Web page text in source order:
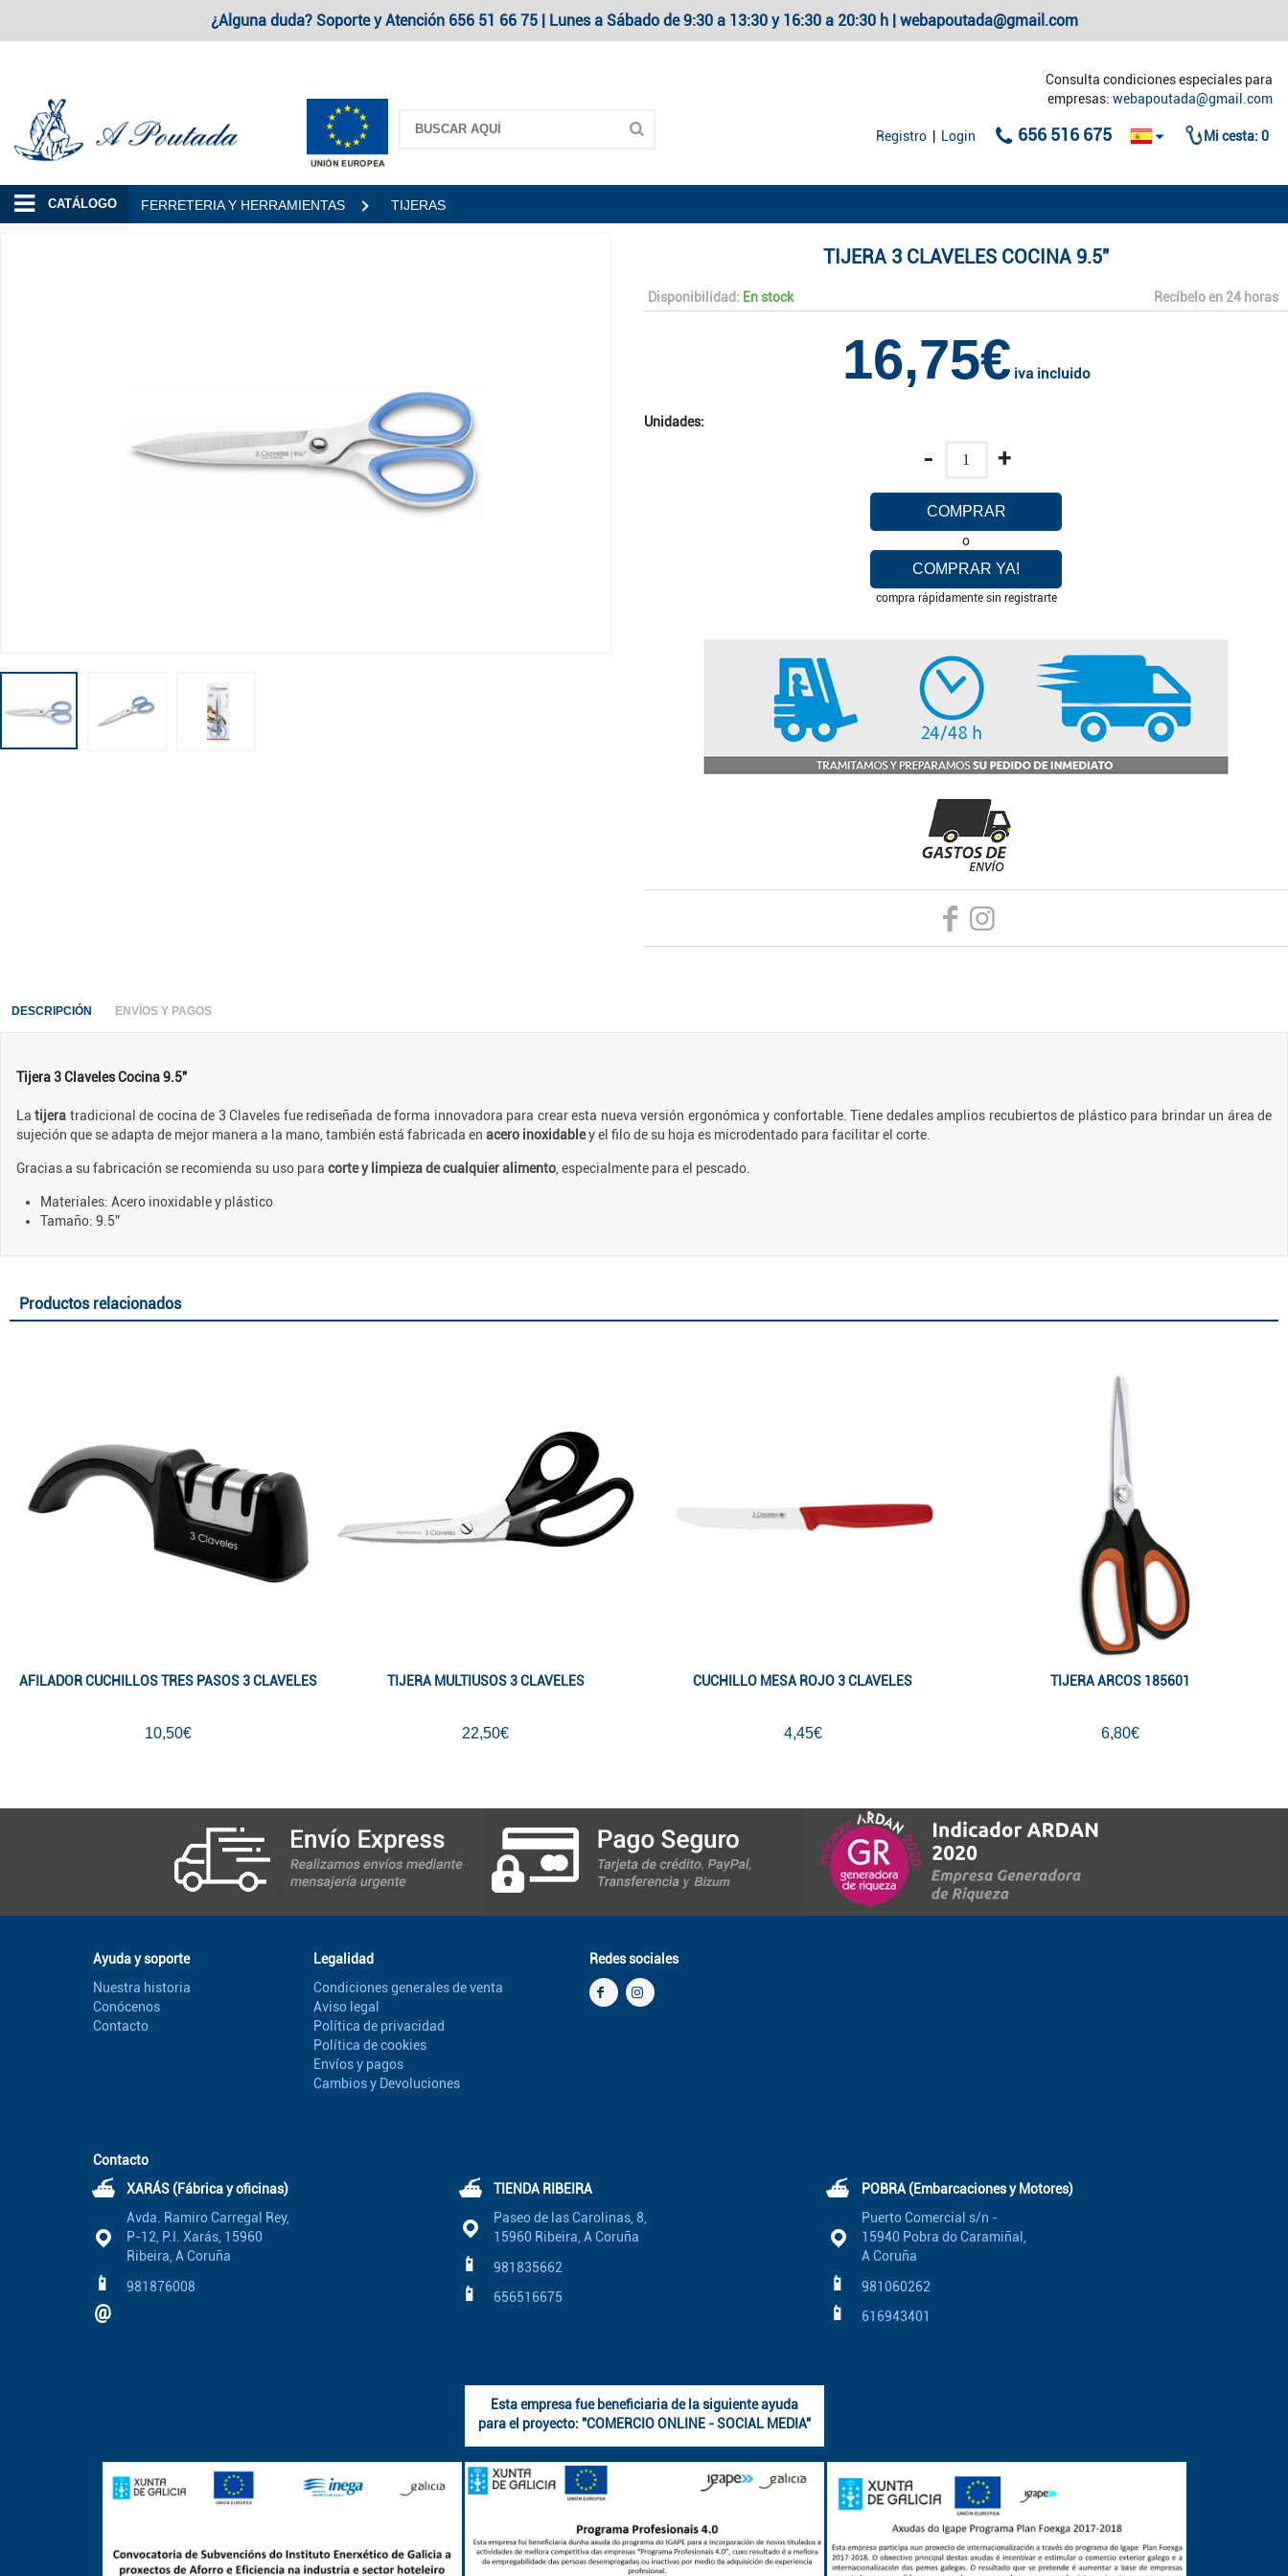
¿Alguna duda? Soporte y Atención 656 51 66 75 | Lunes a Sábado de 9:30 a 13:30 y 16:30 a 20:30 h | webapoutada@gmail.com
Consulta condiciones especiales para
empresas: webapoutada@gmail.com
Registro Login 656 516 675 Mi cesta: 0
CATÁLOGO FERRETERIA Y HERRAMIENTAS TIJERAS
TIJERA 3 CLAVELES COCINA 9.5"
Disponibilidad: En stock Recíbelo en 24 horas
16,75€ iva incluido
Unidades:
- +
COMPRAR
o
COMPRAR YA!
compra rápidamente sin registrarte
DESCRIPCIÓN ENVÍOS Y PAGOS
Tijera 3 Claveles Cocina 9.5"
Latijera tradicional de cocina de 3 Claveles fue rediseñada de forma innovadora para crear esta nueva versión ergonómica y confortable. Tiene dedales amplios recubiertos de plástico para brindar un área de
sujeción que se adapta de mejor manera a la mano, también está fabricada en acero inoxidabley el filo de su hoja es microdentado para facilitar el corte.
Gracias a su fabricación se recomienda su uso para corte y limpieza de cualquier alimento, especialmente para el pescado.
Materiales: Acero inoxidable y plástico
Tamaño: 9.5”
Productos relacionados
AFILADOR CUCHILLOS TRES PASOS 3 CLAVELES
10,50€
TIJERA MULTIUSOS 3 CLAVELES
22,50€
CUCHILLO MESA ROJO 3 CLAVELES
4,45€
TIJERA ARCOS 185601
6,80€
Ayuda y soporte
Nuestra historia
Conócenos
Contacto
Legalidad
Condiciones generales de venta
Aviso legal
Política de privacidad
Política de cookies
Envíos y pagos
Cambios y Devoluciones
Redes sociales
Contacto
⛴
XARÁS (Fábrica y oficinas)
Avda. Ramiro Carregal Rey,
P-12, P.I. Xarás, 15960
Ribeira, A Coruña
📱 981876008
@
⛴
TIENDA RIBEIRA
Paseo de las Carolinas, 8,
15960 Ribeira, A Coruña
📱 981835662
📱 656516675
⛴
POBRA (Embarcaciones y Motores)
Puerto Comercial s/n -
15940 Pobra do Caramiñal,
A Coruña
📱 981060262
📱 616943401
Esta empresa fue beneficiaria de la siguiente ayuda
para el proyecto: "COMERCIO ONLINE - SOCIAL MEDIA"